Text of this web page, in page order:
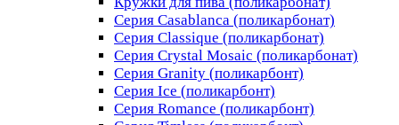
Серия Casablanсa (поликарбонат)
Серия Classique (поликарбонат)
Серия Crystal Mosaic (поликарбонат)
Серия Granity (поликарбонт)
Серия Ice (поликарбонт)
Серия Romance (поликарбонт)